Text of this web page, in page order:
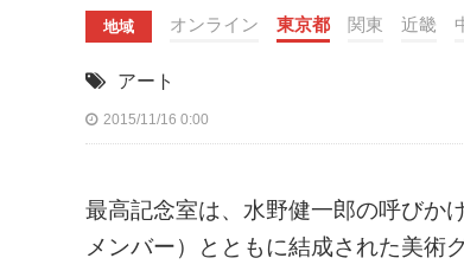
地域 オンライン 東京都 関東 近畿
アート
2015/11/16 0:00
最高記念室は、水野健一郎の呼びか
メンバー）とともに結成された美術